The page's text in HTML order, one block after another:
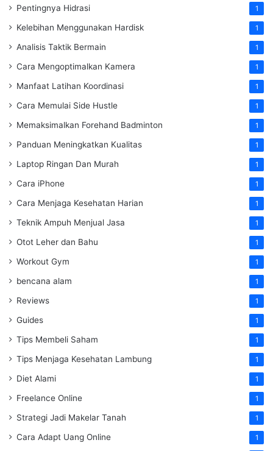
Pentingnya Hidrasi 1
Kelebihan Menggunakan Hardisk 1
Analisis Taktik Bermain 1
Cara Mengoptimalkan Kamera 1
Manfaat Latihan Koordinasi 1
Cara Memulai Side Hustle 1
Memaksimalkan Forehand Badminton 1
Panduan Meningkatkan Kualitas 1
Laptop Ringan Dan Murah 1
Cara iPhone 1
Cara Menjaga Kesehatan Harian 1
Teknik Ampuh Menjual Jasa 1
Otot Leher dan Bahu 1
Workout Gym 1
bencana alam 1
Reviews 1
Guides 1
Tips Membeli Saham 1
Tips Menjaga Kesehatan Lambung 1
Diet Alami 1
Freelance Online 1
Strategi Jadi Makelar Tanah 1
Cara Adapt Uang Online 1